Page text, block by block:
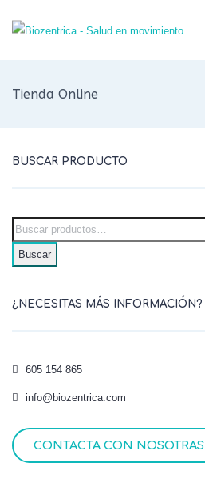
Tienda Online
BUSCAR PRODUCTO
Buscar
¿NECESITAS MÁS INFORMACIÓN?
605 154 865
info@biozentrica.com
CONTACTA CON NOSOTRAS